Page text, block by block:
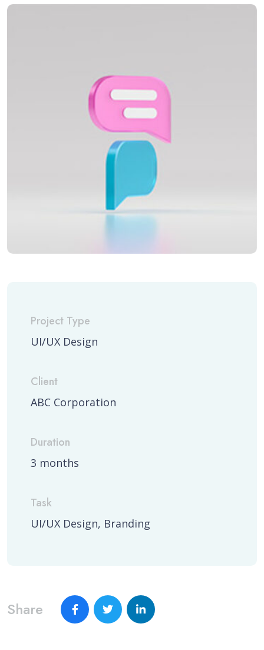
Project Type
UI/UX Design
Client
ABC Corporation
Duration
3 months
Task
UI/UX Design, Branding
Share